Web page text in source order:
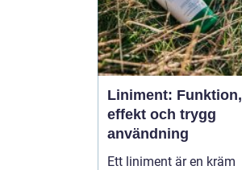
som läng...
Liniment: Funktion,
effekt och trygg
användning
Ett liniment är en kräm